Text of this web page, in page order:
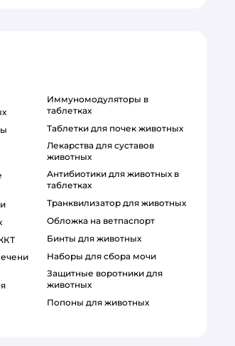
Иммуномодуляторы в
таблетках
Таблетки для почек животных
Лекарства для суставов
животных
Антибиотики для животных в
таблетках
Транквилизатор для животных
Обложка на ветпаспорт
Бинты для животных
Наборы для сбора мочи
Защитные воротники для
животных
Попоны для животных